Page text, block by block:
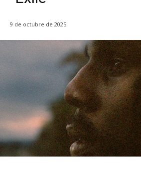
9 de octubre de 2025